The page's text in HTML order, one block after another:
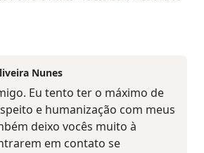
pinto
Nunes
Eu tento ter o máximo de
e humanização com meus
deixo vocês muito à
em contato se